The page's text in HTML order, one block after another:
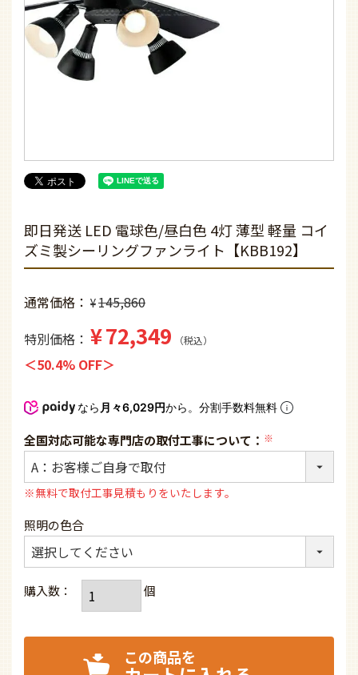
即日発送 LED 電球色/昼白色 4灯 薄型 軽量 コイ
ズミ製シーリングファンライト【KBB192】
通常価格 ¥145,860
特別価格
¥72,349 税込
50.4% OFF
なら 月々6,029円から。分割手数料無料
全国対応可能な専門店の取付工事について：
(必
※無料で取付工事見積もりをいたします。
照明の色合